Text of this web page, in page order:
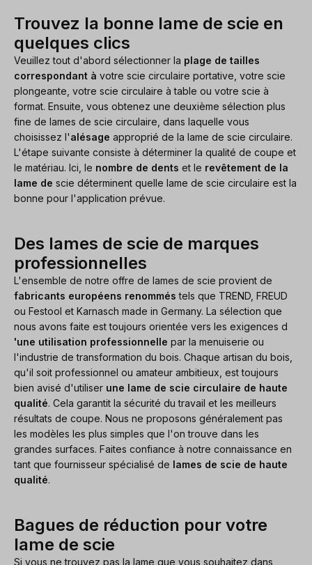
Trouvez la bonne lame de scie en
quelques clics
Veuillez tout d'abord sélectionner la plage de tailles
correspondant à votre scie circulaire portative, votre scie
plongeante, votre scie circulaire à table ou votre scie à
format. Ensuite, vous obtenez une deuxième sélection plus
fine de lames de scie circulaire, dans laquelle vous
choisissez l'alésage approprié de la lame de scie circulaire.
L'étape suivante consiste à déterminer la qualité de coupe et
le matériau. Ici, le nombre de dents et le revêtement de la
lame de scie déterminent quelle lame de scie circulaire est la
bonne pour l'application prévue.
Des lames de scie de marques
professionnelles
L'ensemble de notre offre de lames de scie provient de
fabricants européens renommés tels que TREND, FREUD
ou Festool et Karnasch made in Germany. La sélection que
nous avons faite est toujours orientée vers les exigences d
'une utilisation professionnelle par la menuiserie ou
l'industrie de transformation du bois. Chaque artisan du bois,
qu'il soit professionnel ou amateur ambitieux, est toujours
bien avisé d'utiliser une lame de scie circulaire de haute
qualité. Cela garantit la sécurité du travail et les meilleurs
résultats de coupe. Nous ne proposons généralement pas
les modèles les plus simples que l'on trouve dans les
grandes surfaces. Faites confiance à notre connaissance en
tant que fournisseur spécialisé de lames de scie de haute
qualité.
Bagues de réduction pour votre
lame de scie
Si vous ne trouvez pas la lame que vous souhaitez dans